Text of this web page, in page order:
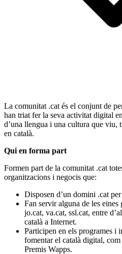
La comunitat .cat és el conjunt de
han triat fer la seva activitat digital
d’una llengua i una cultura que viu,
en català.
Qui en forma part
Formen part de la comunitat .cat
organitzacions i negocis que:
Disposen d’un domini .cat
Fan servir alguna de les
jo.cat, va.cat, ssl.cat, entre
català a Internet.
Participen en els programes i
fomentar el català digital,
Premis Wapps.